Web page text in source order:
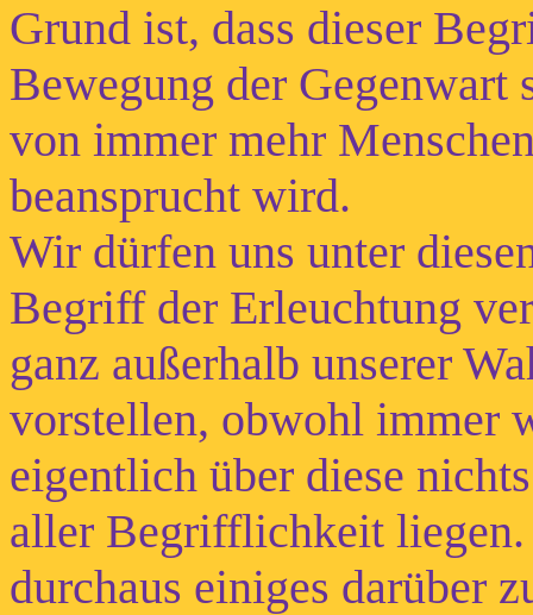
Grund ist, dass dieser
Bewegung der Gegenwart
von immer mehr
beansprucht wird.
Wir dürfen uns unter
Begriff der Erleuchtung
ganz außerhalb unserer
vorstellen, obwohl immer
eigentlich über diese
aller Begrifflichkeit liegen.
durchaus einiges darüber